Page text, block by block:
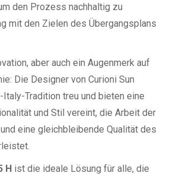
den Prozess nachhaltig zu
mit den Zielen des Übergangsplans
aber auch ein Augenmerk auf
Die Designer von Curioni Sun
Tradition treu und bieten eine
und Stil vereint, die Arbeit der
eine gleichbleibende Qualität des
H ist die ideale Lösung für alle, die